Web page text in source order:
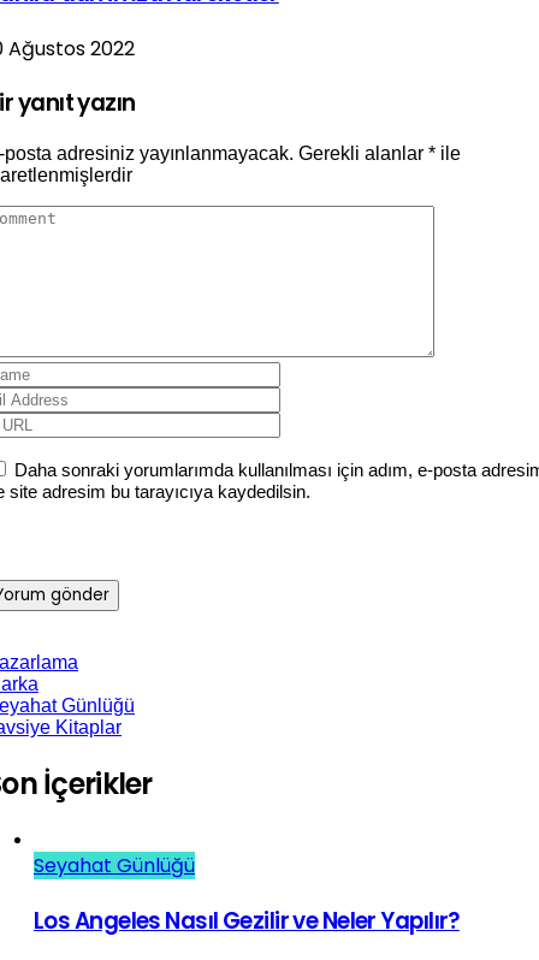
Ağustos 2022
yanıt yazın
posta adresiniz yayınlanmayacak. Gerekli alanlar * ile
Daha sonraki yorumlarımda kullanılması için adım, e-posta
site adresim bu tarayıcıya kaydedilsin.
Günlüğü
Kitaplar
İçerikler
Seyahat Günlüğü
Los Angeles Nasıl Gezilir ve Neler Yapılır?